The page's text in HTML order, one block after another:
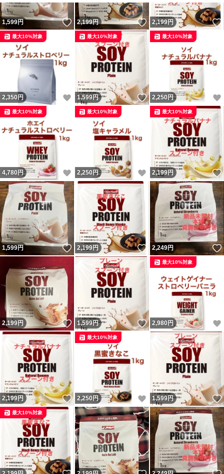
1,599円 いいね！
2,199円 いいね！
2,199円
2,350 円 いいね！
最大10%対象
1,599円 いいね！
最大10%対象
2,250 円
最大10%対象
4,780 円 いいね！
最大10%対象
2,250 円 いいね！
最大10%対象
2,199円
最大10%対象
1,599円 いいね！
2,199円 いいね！
2,249円
2,199円 いいね！
1,599円 いいね！
2,980 円
最大10%対象
2,199円 いいね！
2,250 円 いいね！
最大10%対象
1,599円
最大10%対象